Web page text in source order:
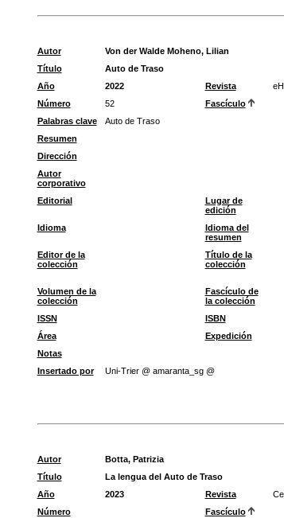
Autor
Von der Walde Moheno, Lilian
Título
Auto de Traso
Año
2022 Revista
Número
52 Fascículo
Palabras clave
Auto de Traso
Resumen
Dirección
Autor
corporativo
Editorial
Lugar de
edición
Idioma
Idioma del
resumen
Editor de la
colección
Título de la
colección
Volumen de la
colección
Fascículo de
la colección
ISSN ISBN
Área
Expedición
Notas
Insertado por
Uni-Trier @ amaranta_sg @
Autor
Botta, Patrizia
Título
La lengua del Auto de Traso
Año
2023 Revista
Número
Fascículo